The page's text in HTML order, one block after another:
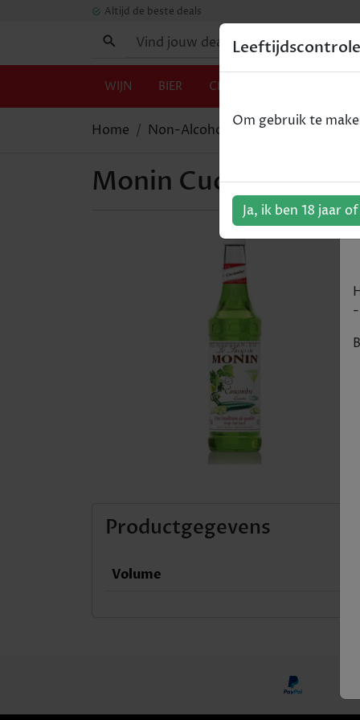
Altijd de beste deals
WIJN BIER CHAMPAGNE
Home Non-Alcohol Monin Cucumber
Monin Cucumber /
Productgegevens
Volume
Leeftijdscontrole
Om gebruik te
Ja, ik ben 18 jaar